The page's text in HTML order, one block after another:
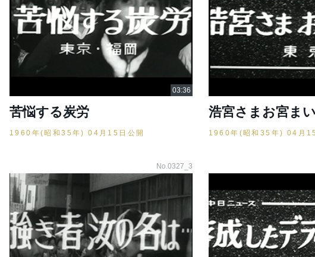
苦悩する炭労
1960年(昭和35年) 04月15日公開
浩宮さまお宮ま
1960年(昭和35年) 04月
No.0327_3